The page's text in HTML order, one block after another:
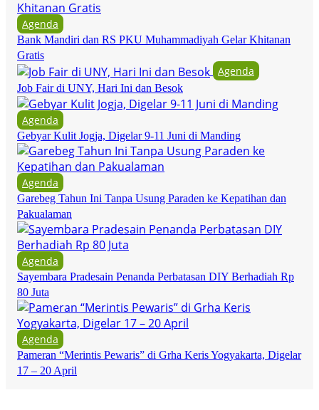
Agenda
Bank Mandiri dan RS PKU Muhammadiyah Gelar Khitanan
Gratis
Agenda
Job Fair di UNY, Hari Ini dan Besok
Agenda
Gebyar Kulit Jogja, Digelar 9-11 Juni di Manding
Agenda
Garebeg Tahun Ini Tanpa Usung Paraden ke Kepatihan dan
Pakualaman
Agenda
Sayembara Pradesain Penanda Perbatasan DIY Berhadiah Rp
80 Juta
Agenda
Pameran “Merintis Pewaris” di Grha Keris Yogyakarta, Digelar
17 – 20 April